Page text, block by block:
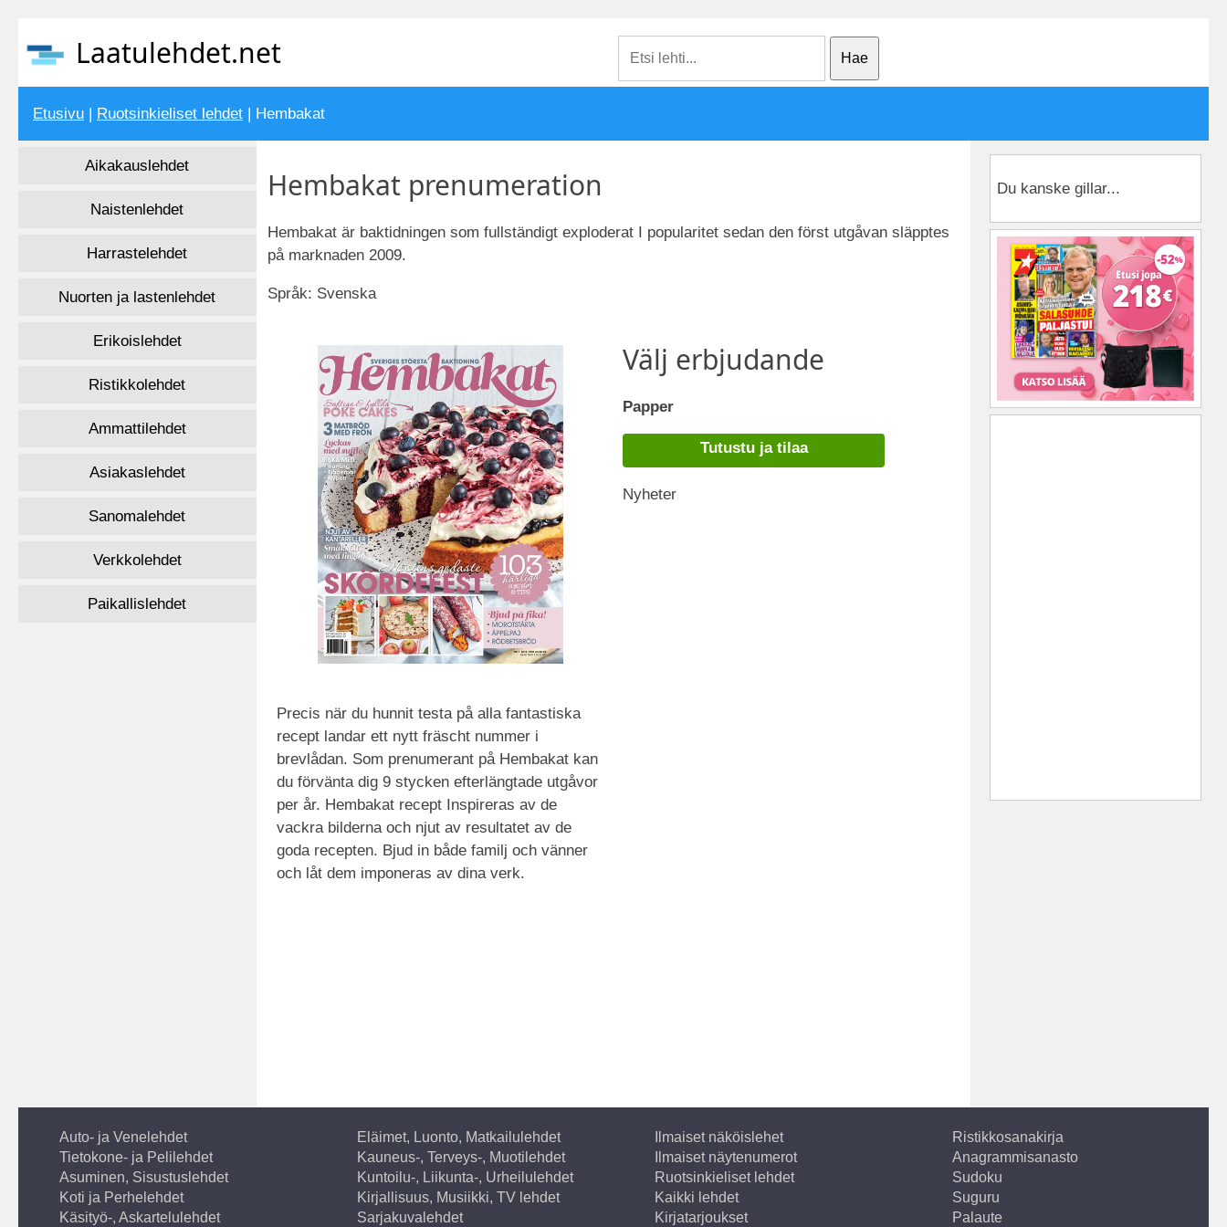
Laatulehdet.net
Etusivu Ruotsinkieliset lehdet | Hembakat
Aikakauslehdet
Naistenlehdet
Harrastelehdet
Nuorten ja lastenlehdet
Erikoislehdet
Ristikkolehdet
Ammattilehdet
Asiakaslehdet
Sanomalehdet
Verkkolehdet
Paikallislehdet
Hembakat prenumeration
Hembakat är baktidningen som fullständigt exploderat I popularitet sedan den först utgåvan släpptes
på marknaden 2009.
Språk: Svenska
Precis när du hunnit testa på alla fantastiska
recept landar ett nytt fräscht nummer i
brevlådan. Som prenumerant på Hembakat kan
du förvänta dig 9 stycken efterlängtade utgåvor
per år. Hembakat recept Inspireras av de
vackra bilderna och njut av resultatet av de
goda recepten. Bjud in både familj och vänner
och låt dem imponeras av dina verk.
Välj erbjudande
Papper
Tutustu ja tilaa
Nyheter
Du kanske gillar...
Auto- ja Venelehdet
Tietokone- ja Pelilehdet
Asuminen, Sisustuslehdet
Koti ja Perhelehdet
Käsityö-, Askartelulehdet
Eläimet, Luonto, Matkailulehdet
Kauneus-, Terveys-, Muotilehdet
Kuntoilu-, Liikunta-, Urheilulehdet
Kirjallisuus, Musiikki, TV lehdet
Sarjakuvalehdet
Ilmaiset näköislehet
Ilmaiset näytenumerot
Ruotsinkieliset lehdet
Kaikki lehdet
Kirjatarjoukset
Ristikkosanakirja
Anagrammisanasto
Sudoku
Suguru
Palaute